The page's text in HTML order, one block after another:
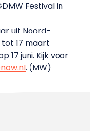
Festival in
uit Noord-
tot 17 maart
17 juni. Kijk voor
. (MW)